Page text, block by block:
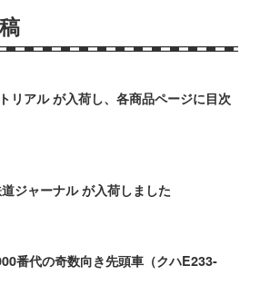
リアル が入荷し、各商品ページに目次
ジャーナル が入荷しました
番代の奇数向き先頭車（クハE233-